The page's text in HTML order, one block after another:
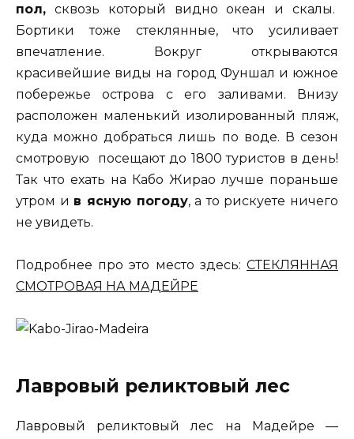
пол, сквозь который видно океан и скалы.
Бортики тоже стеклянные, что усиливает
впечатление. Вокруг открываются
красивейшие виды на город Фуншал и южное
побережье острова с его заливами. Внизу
расположен маленький изолированный пляж,
куда можно добраться лишь по воде. В сезон
смотровую посещают до 1800 туристов в день!
Так что ехать на Кабо Жирао лучше пораньше
утром и в ясную погоду, а то рискуете ничего
не увидеть.
Подробнее про это место здесь: СТЕКЛЯННАЯ
СМОТРОВАЯ НА МАДЕЙРЕ
Лавровый реликтовый лес
Лавровый реликтовый лес на Мадейре —